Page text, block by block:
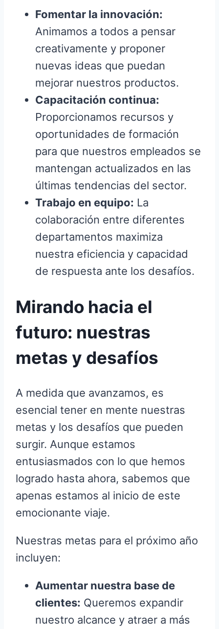
Fomentar la innovación:
Animamos a todos a pensar
creativamente y proponer
nuevas ideas que puedan
mejorar nuestros productos.
Capacitación continua:
Proporcionamos recursos y
oportunidades de formación
para que nuestros empleados se
mantengan actualizados en las
últimas tendencias del sector.
Trabajo en equipo: La
colaboración entre diferentes
departamentos maximiza
nuestra eficiencia y capacidad
de respuesta ante los desafíos.
Mirando hacia el
futuro: nuestras
metas y desafíos
A medida que avanzamos, es
esencial tener en mente nuestras
metas y los desafíos que pueden
surgir. Aunque estamos
entusiasmados con lo que hemos
logrado hasta ahora, sabemos que
apenas estamos al inicio de este
emocionante viaje.
Nuestras metas para el próximo año
incluyen:
Aumentar nuestra base de
clientes: Queremos expandir
nuestro alcance y atraer a más